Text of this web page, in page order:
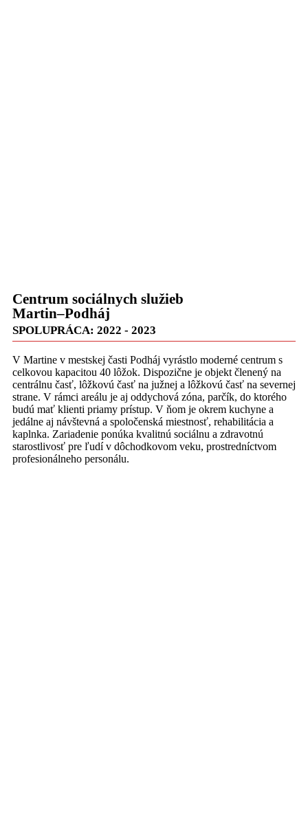
Centrum sociálnych služieb
Martin–Podháj
SPOLUPRÁCA: 2022 - 2023
V Martine v mestskej časti Podháj vyrástlo moderné centrum s
celkovou kapacitou 40 lôžok. Dispozične je objekt členený na
centrálnu časť, lôžkovú časť na južnej a lôžkovú časť na severnej
strane. V rámci areálu je aj oddychová zóna, parčík, do ktorého
budú mať klienti priamy prístup. V ňom je okrem kuchyne a
jedálne aj návštevná a spoločenská miestnosť, rehabilitácia a
kaplnka. Zariadenie ponúka kvalitnú sociálnu a zdravotnú
starostlivosť pre ľudí v dôchodkovom veku, prostredníctvom
profesionálneho personálu.